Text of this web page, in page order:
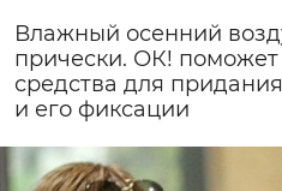
Влажный осенний
прически. ОК!
средства для
и его фиксации